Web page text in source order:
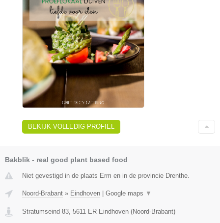
BEKIJK VOLLEDIG PROFIEL
Bakblik - real good plant based food
Niet gevestigd in de plaats Erm en in de provincie Drenthe.
Noord-Brabant » Eindhoven Google maps ▼
Stratumseind 83 5611 ER Eindhoven (Noord-Brabant)